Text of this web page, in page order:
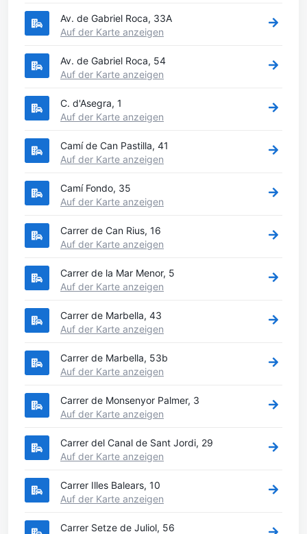
Av. de Gabriel Roca, 33A
Auf der Karte anzeigen
Av. de Gabriel Roca, 54
Auf der Karte anzeigen
C. d'Asegra, 1
Auf der Karte anzeigen
Camí de Can Pastilla, 41
Auf der Karte anzeigen
Camí Fondo, 35
Auf der Karte anzeigen
Carrer de Can Rius, 16
Auf der Karte anzeigen
Carrer de la Mar Menor, 5
Auf der Karte anzeigen
Carrer de Marbella, 43
Auf der Karte anzeigen
Carrer de Marbella, 53b
Auf der Karte anzeigen
Carrer de Monsenyor Palmer, 3
Auf der Karte anzeigen
Carrer del Canal de Sant Jordi, 29
Auf der Karte anzeigen
Carrer Illes Balears, 10
Auf der Karte anzeigen
Carrer Setze de Juliol, 56